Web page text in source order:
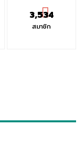
3,534
สมาชิก